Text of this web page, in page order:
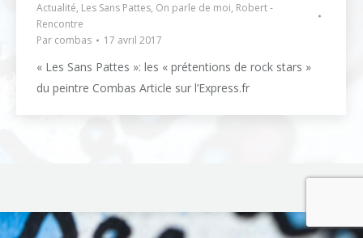
Actualité, Les Sans Pattes, On parle de moi, Robert -
Rencontre
Par combas 17 avril 2017
« Les Sans Pattes »: les « prétentions de rock stars »
du peintre Combas Article sur l’Express.fr